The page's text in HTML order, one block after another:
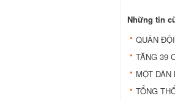
Những tin
QUÂN
TĂNG 39
MỘT
TỔNG